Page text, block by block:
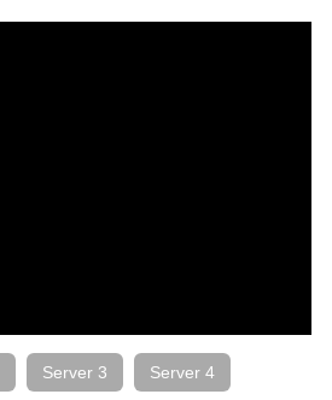
Server 3 Server 4